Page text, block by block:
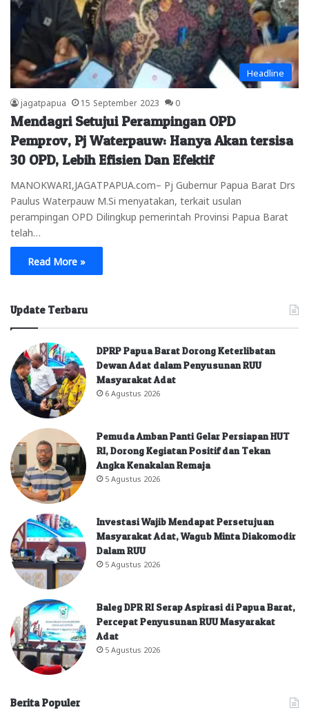
Headline
jagatpapua 15 September 2023 0
Mendagri Setujui Perampingan OPD
Pemprov, Pj Waterpauw: Hanya Akan tersisa
30 OPD, Lebih Efisien Dan Efektif
MANOKWARI,JAGATPAPUA.com– Pj Gubernur Papua Barat Drs
Paulus Waterpauw M.Si menyatakan, terkait usulan
perampingan OPD Dilingkup pemerintah Provinsi Papua Barat
telah…
Read More »
Update Terbaru
DPRP Papua Barat Dorong Keterlibatan
Dewan Adat dalam Penyusunan RUU
Masyarakat Adat
6 Agustus 2026
Pemuda Amban Panti Gelar Persiapan HUT
RI, Dorong Kegiatan Positif dan Tekan
Angka Kenakalan Remaja
5 Agustus 2026
Investasi Wajib Mendapat Persetujuan
Masyarakat Adat, Wagub Minta Diakomodir
Dalam RUU
5 Agustus 2026
Baleg DPR RI Serap Aspirasi di Papua Barat,
Percepat Penyusunan RUU Masyarakat
Adat
5 Agustus 2026
Berita Populer